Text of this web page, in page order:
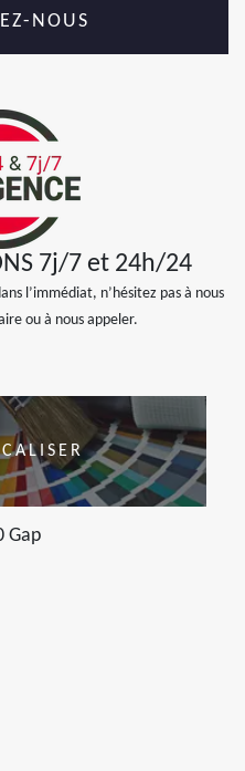
NOUS
7j/7 et 24h/24
l’immédiat, n’hésitez pas à nous
ou à nous appeler.
Gap